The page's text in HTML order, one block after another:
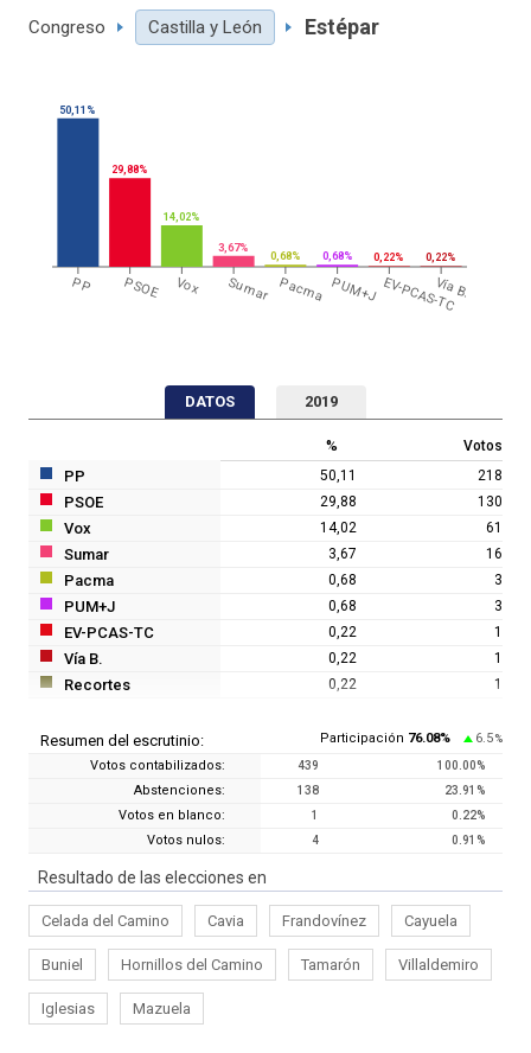
Congreso Castilla y León Estépar
PP PSOE Vox Sumar Pacma PUM+J EV-PCAS-TC
Vía B.
50,11%
29,88%
14,02%
3,67%
0,68% 0,68% 0,22% 0,22%
DATOS 2019
% Votos
PP 50,11 218
PSOE 29,88 130
Vox 14,02 61
Sumar 3,67 16
Pacma 0,68 3
PUM+J 0,68 3
EV-PCAS-TC 0,22 1
Vía B. 0,22 1
Recortes 0,22 1
Resumen del escrutinio: Participación 76.08% 6.5 %
Votos contabilizados: 439 100.00%
Abstenciones: 138 23.91 %
Votos en blanco: 1 0.22%
Votos nulos: 4 0.91 %
Resultado de las elecciones en
Celada del Camino Cavia Frandovínez Cayuela
Buniel Hornillos del Camino Tamarón Villaldemiro
Iglesias Mazuela